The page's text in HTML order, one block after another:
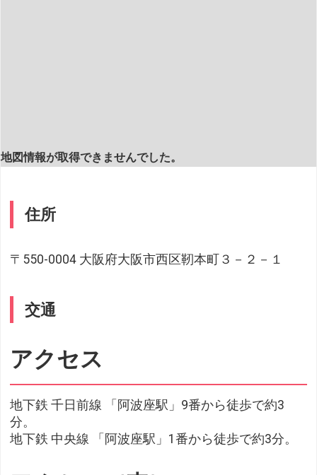
地図情報が取得できませんでした。
住所
〒550-0004 大阪府大阪市西区靭本町３－２－１
交通
アクセス
地下鉄 千日前線 「阿波座駅」9番から徒歩で約3
分。
地下鉄 中央線 「阿波座駅」1番から徒歩で約3分。